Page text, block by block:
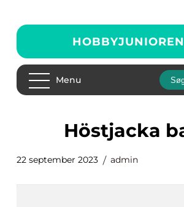
Menu
höstjacka
22 september 2023 admin